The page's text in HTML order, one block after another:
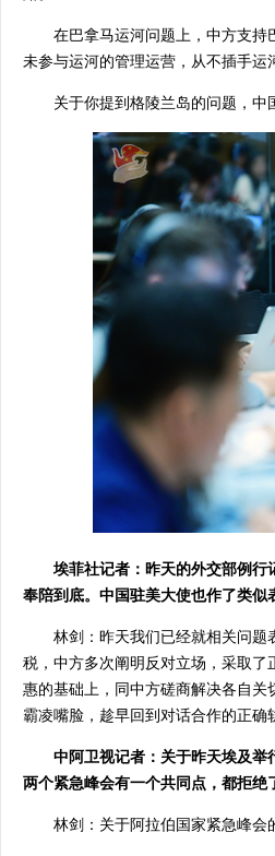
在巴拿马运河问题上，中方支持
未参与运河的管理运营，从不插手
关于你提到格陵兰岛的问题，
埃菲社记者：昨天的外交部例行
奉陪到底。中国驻美大使也作了类
林剑：昨天我们已经就相关问题
税，中方多次阐明反对立场，采取
惠的基础上，同中方磋商解决各自
霸凌嘴脸，趁早回到对话合作的正确
中阿卫视记者：关于昨天埃及举
两个紧急峰会有一个共同点，都拒
林剑：关于阿拉伯国家紧急峰会